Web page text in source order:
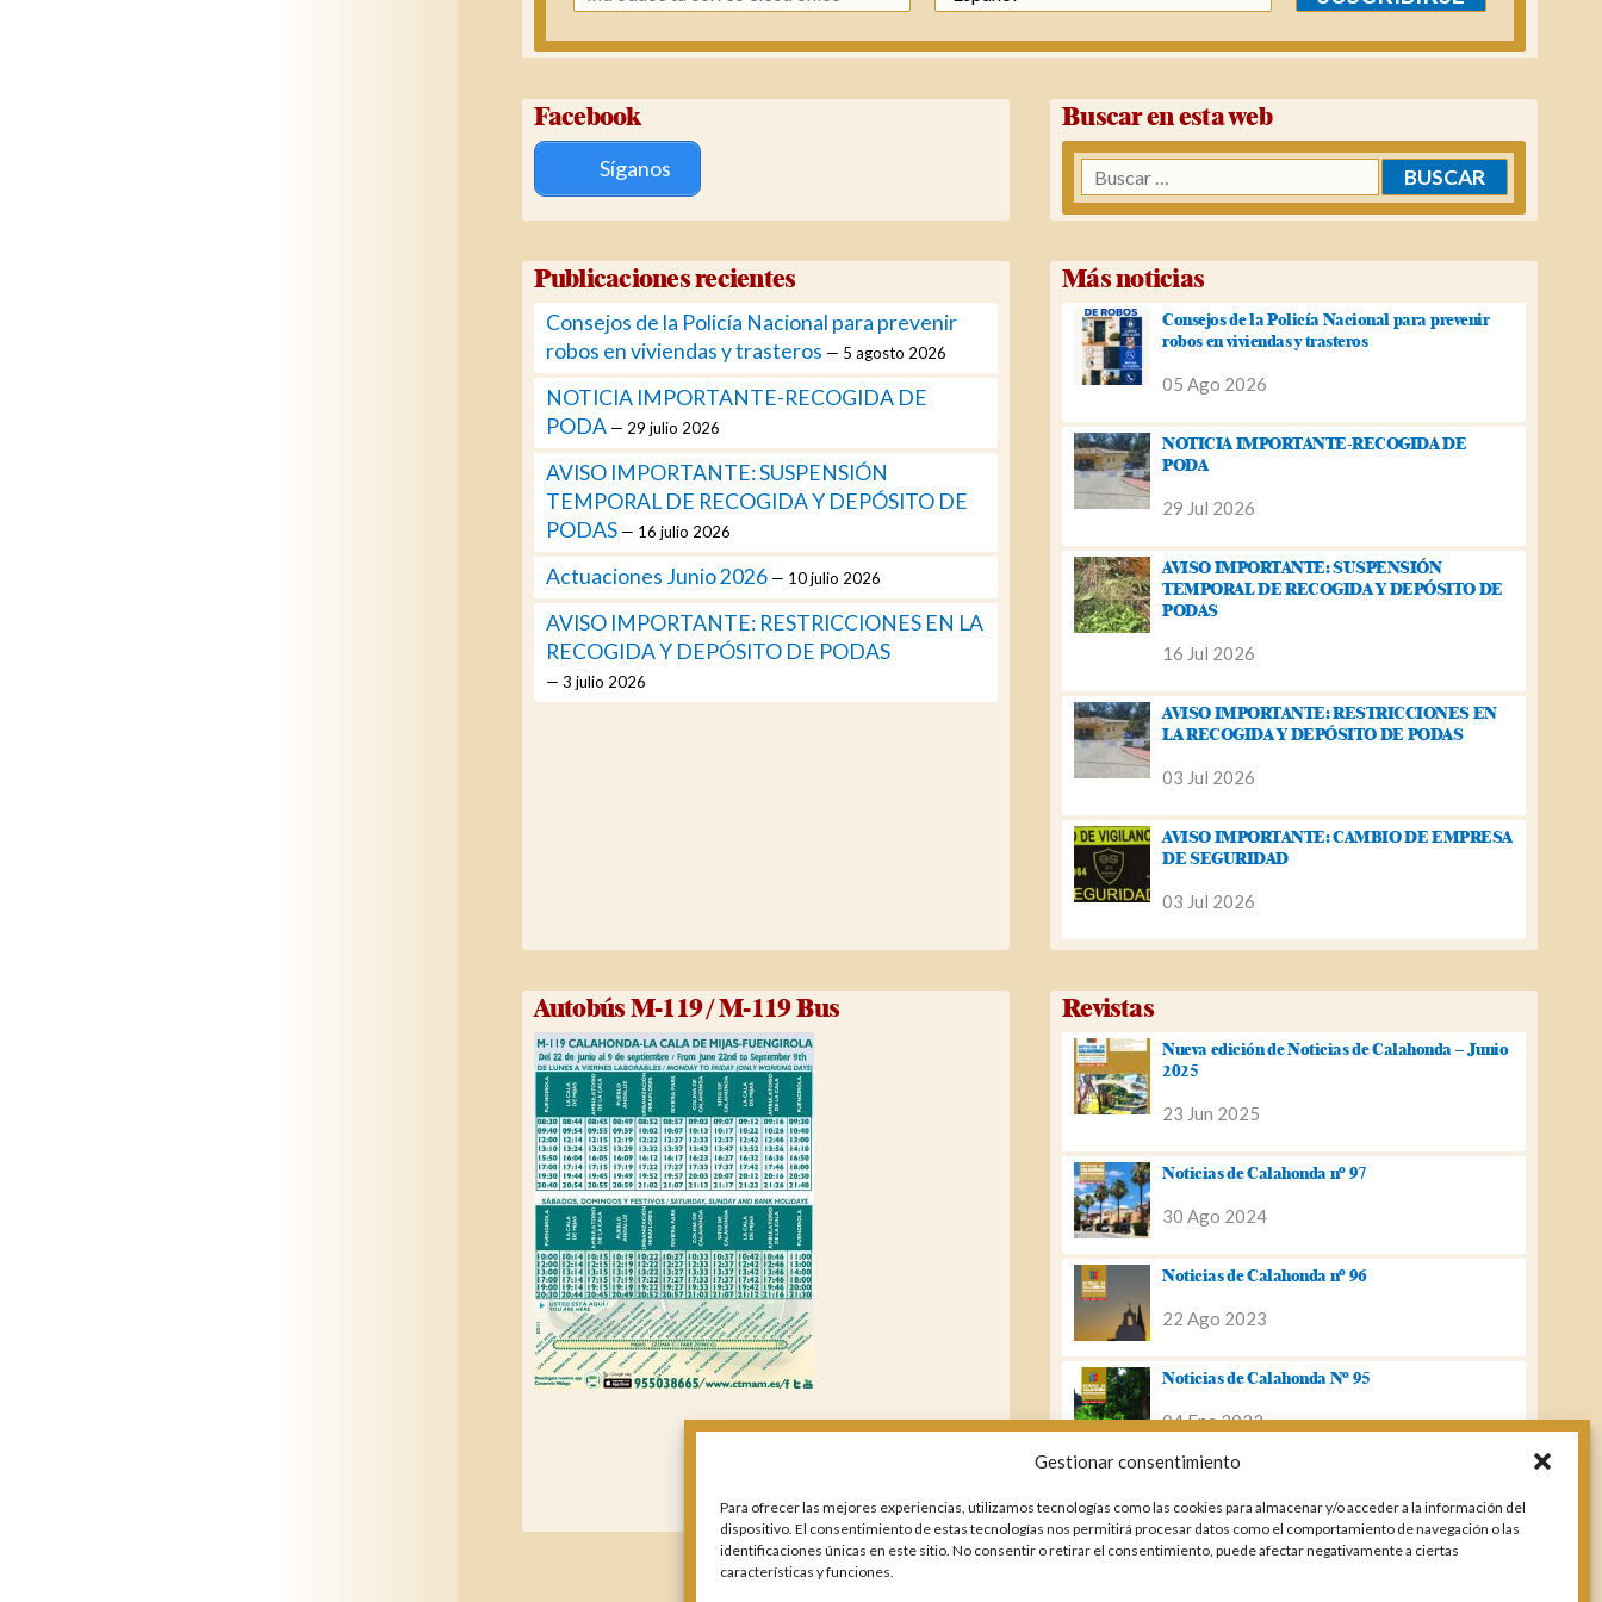
Gestionar consentimiento
Para ofrecer las mejores experiencias, utilizamos tecnologías como las cookies para almacenar y/o acceder a la información del
dispositivo. El consentimiento de estas tecnologías nos permitirá procesar datos como el comportamiento de navegación o las
identificaciones únicas en este sitio. No consentir o retirar el consentimiento, puede afectar negativamente a ciertas
características y funciones.
Facebook
Síganos
Buscar en esta web
Buscar:
Publicaciones recientes
Consejos de la Policía Nacional para prevenir
robos en viviendas y trasteros
5 agosto 2026
NOTICIA IMPORTANTE-RECOGIDA DE
PODA
29 julio 2026
AVISO IMPORTANTE: SUSPENSIÓN
TEMPORAL DE RECOGIDA Y DEPÓSITO DE
PODAS
16 julio 2026
Actuaciones Junio 2026 10 julio 2026
AVISO IMPORTANTE: RESTRICCIONES EN LA
RECOGIDA Y DEPÓSITO DE PODAS
3 julio 2026
Más noticias
Consejos de la Policía Nacional para prevenir
robos en viviendas y trasteros
05 Ago 2026
NOTICIA IMPORTANTE-RECOGIDA DE
PODA
29 Jul 2026
AVISO IMPORTANTE: SUSPENSIÓN
TEMPORAL DE RECOGIDA Y DEPÓSITO DE
PODAS
16 Jul 2026
AVISO IMPORTANTE: RESTRICCIONES EN
LA RECOGIDA Y DEPÓSITO DE PODAS
03 Jul 2026
AVISO IMPORTANTE: CAMBIO DE EMPRESA
DE SEGURIDAD
03 Jul 2026
Autobús M-119 / M-119 Bus Revistas
Nueva edición de Noticias de Calahonda – Junio
2025
23 Jun 2025
Noticias de Calahonda nº 97
30 Ago 2024
Noticias de Calahonda nº 96
22 Ago 2023
Noticias de Calahonda Nº 95
04 Ene 2023
25 Feb 2022